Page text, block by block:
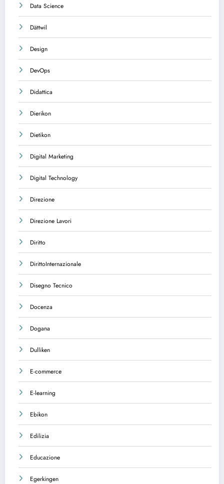
Data Science
Dättwil
Design
DevOps
Didattica
Dierikon
Dietikon
Digital Marketing
Digital Technology
Direzione
Direzione Lavori
Diritto
DirittoInternazionale
Disegno Tecnico
Docenza
Dogana
Dulliken
E-commerce
E-learning
Ebikon
Edilizia
Educazione
Egerkingen